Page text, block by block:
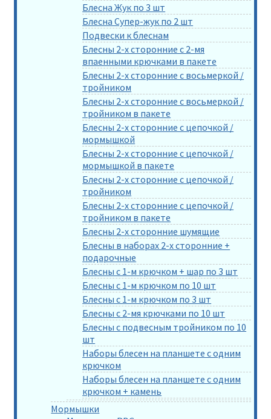
Блесна Жук по 3 шт
Блесна Супер-жук по 2 шт
Подвески к блеснам
Блесны 2-х сторонние с 2-мя
впаенными крючками в пакете
Блесны 2-х сторонние с восьмеркой /
тройником
Блесны 2-х сторонние с восьмеркой /
тройником в пакете
Блесны 2-х сторонние с цепочкой /
мормышкой
Блесны 2-х сторонние с цепочкой /
мормышкой в пакете
Блесны 2-х сторонние с цепочкой /
тройником
Блесны 2-х сторонние с цепочкой /
тройником в пакете
Блесны 2-х сторонние шумящие
Блесны в наборах 2-х сторонние +
подарочные
Блесны с 1-м крючком + шар по 3 шт
Блесны с 1-м крючком по 10 шт
Блесны с 1-м крючком по 3 шт
Блесны с 2-мя крючками по 10 шт
Блесны с подвесным тройником по 10
шт
Наборы блесен на планшете с одним
крючком
Наборы блесен на планшете с одним
крючком + камень
Мормышки